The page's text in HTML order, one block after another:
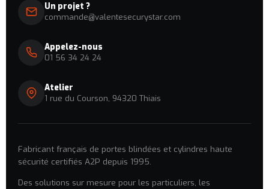
Un projet ?
commande@valentesecurystar.com
Appelez-nous
01 56 34 24 24
Atelier
1 rue du Courson, 94320 Thiais
Fabricant français de portes blindées et cylindres haute
sécurité certifiés A2P depuis 1995.
Des solutions sur mesure pour les particuliers, les